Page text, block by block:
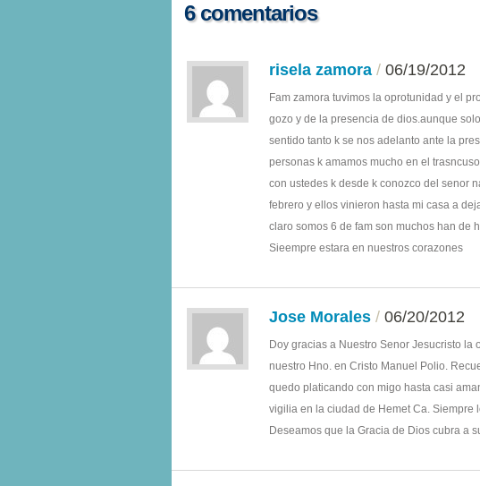
6 comentarios
risela zamora / 06/19/2012
Fam zamora tuvimos la oprotunidad y el
gozo y de la presencia de dios.aunque
sentido tanto k se nos adelanto ante la
personas k amamos mucho en el
con ustedes k desde k conozco del senor
febrero y ellos vinieron hasta mi casa a
claro somos 6 de fam son muchos han de
Sieempre estara en nuestros corazones
Jose Morales / 06/20/2012
Doy gracias a Nuestro Senor Jesucristo
nuestro Hno. en Cristo Manuel Polio.
quedo platicando con migo hasta casi
vigilia en la ciudad de Hemet Ca. Siempre
Deseamos que la Gracia de Dios cubra a